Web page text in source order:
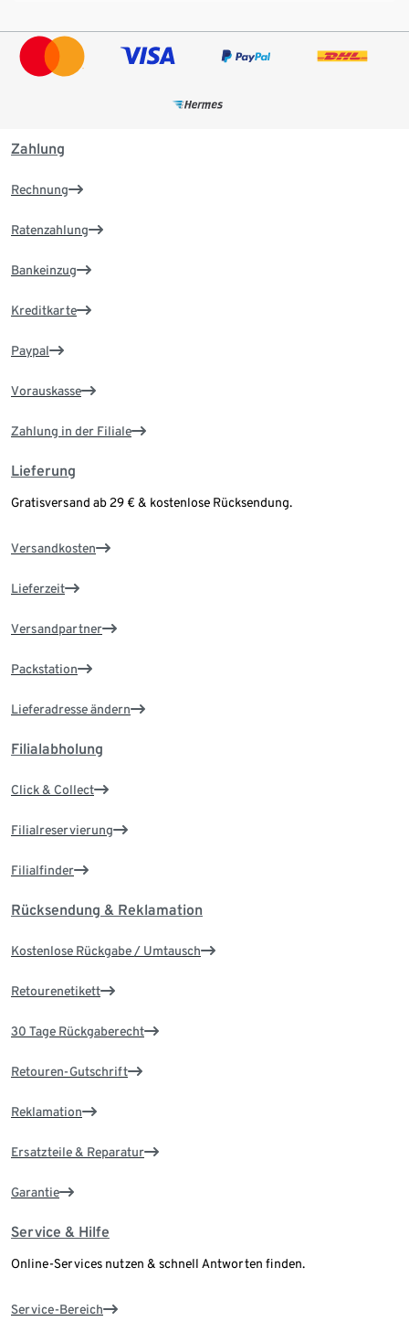
Zahlung
Rechnung
Ratenzahlung
Bankeinzug
Kreditkarte
Paypal
Vorauskasse
Zahlung in der Filiale
Lieferung
Gratisversand ab 29 € & kostenlose Rücksendung.
Versandkosten
Lieferzeit
Versandpartner
Packstation
Lieferadresse ändern
Filialabholung
Click & Collect
Filialreservierung
Filialfinder
Rücksendung & Reklamation
Kostenlose Rückgabe / Umtausch
Retourenetikett
30 Tage Rückgaberecht
Retouren-Gutschrift
Reklamation
Ersatzteile & Reparatur
Garantie
Service & Hilfe
Online-Services nutzen & schnell Antworten finden.
Service-Bereich